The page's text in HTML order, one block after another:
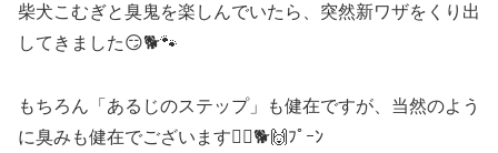
柴犬こむぎと臭鬼を楽しんでいたら、突然新ワザをくり出
してきました😏🐕🐾
もちろん「あるじのステップ」も健在ですが、当然のよう
に臭みも健在でございます🤦‍♂️🐕🙌ﾌﾟｰﾝ